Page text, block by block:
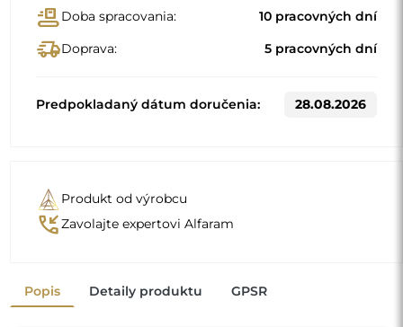
conveyor_beltDoba spracovania: 10 pracovných dní
delivery_truck_speedDoprava: 5 pracovných dní
Predpokladaný dátum doručenia: 28.08.2026
Produkt od výrobcu
phone_callbackZavolajte expertovi Alfaram
Popis Detaily produktu GPSR